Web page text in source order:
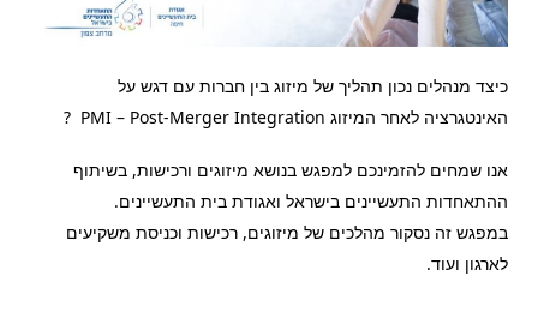
כיצד מנהלים נכון תהליך של מיזוג בין חברות עם דגש על
האינטגרציה לאחר המיזוג PMI – Post-Merger Integration
?
אנו שמחים להזמינכם למפגש בנושא מיזוגים ורכישות, בשיתוף
ההתאחדות התעשיינים בישראל ואגודת בית התעשיינים.
במפגש זה נסקור מהלכים של מיזוגים, רכישות וכניסת משקיעים
לארגון ועוד.